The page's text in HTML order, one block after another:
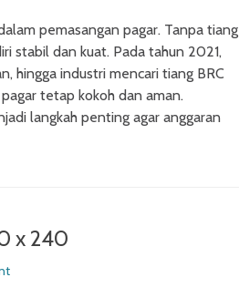
pemasangan pagar. Tanpa tiang
stabil dan kuat. Pada tahun 2021,
hingga industri mencari tiang BRC
tetap kokoh dan aman.
langkah penting agar anggaran
x 240